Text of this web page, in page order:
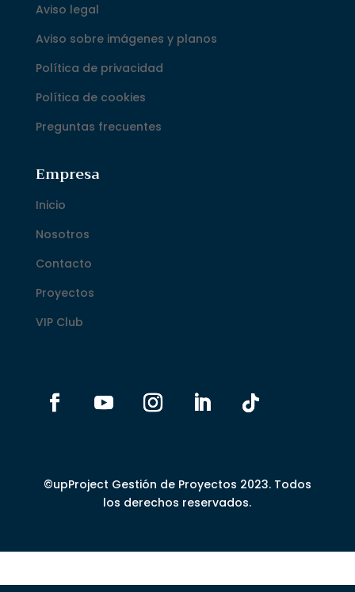
Aviso legal
Aviso sobre imágenes y planos
Política de privacidad
Política de cookies
Preguntas frecuentes
Empresa
Inicio
Nosotros
Contacto
Proyectos
VIP Club
©upProject Gestión de Proyectos 2023. Todos
los derechos reservados.